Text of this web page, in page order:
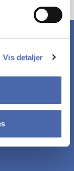
Vis detaljer